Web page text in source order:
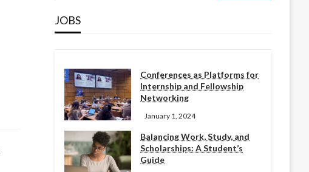
JOBS
Conferences as Platforms for
Internship and Fellowship
Networking
January 1, 2024
Balancing Work, Study, and
Scholarships: A Student’s
Guide